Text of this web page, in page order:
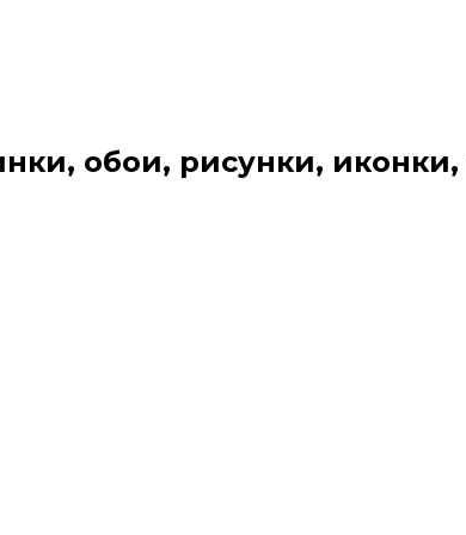
обои, рисунки,